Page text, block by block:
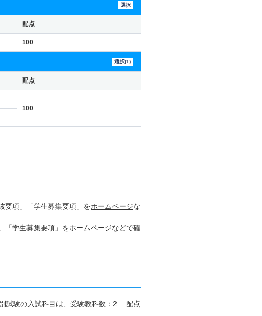
選択
配点
100
選択(1)
配点
100
要項」「学生募集要項」をホームページな
「学生募集要項」をホームページなどで確
試験の入試科目は、受験教科数：2 配点